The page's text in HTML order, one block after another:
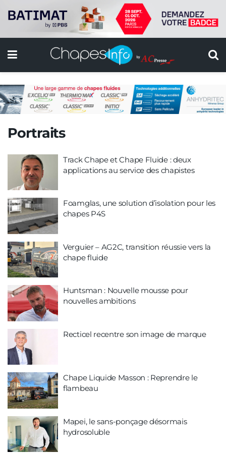
Portraits
Track Chape et Chape Fluide : deux
applications au service des chapistes
Foamglas, une solution d’isolation pour les
chapes P4S
Verguier – AG2C, transition réussie vers la
chape fluide
Huntsman : Nouvelle mousse pour
nouvelles ambitions
Recticel recentre son image de marque
Chape Liquide Masson : Reprendre le
flambeau
Mapei, le sans-ponçage désormais
hydrosoluble